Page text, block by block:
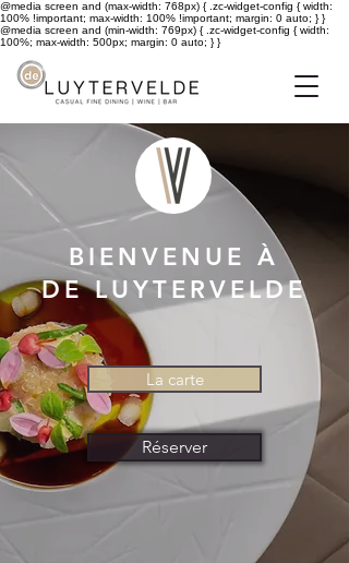
@media screen and (max-width: 768px) { .zc-widget-config { width:
100% !important; max-width: 100% !important; margin: 0 auto; } }
@media screen and (min-width: 769px) { .zc-widget-config { width:
100%; max-width: 500px; margin: 0 auto; } }
BIENVENUE À
DE LUYTERVELDE
La carte
Réserver